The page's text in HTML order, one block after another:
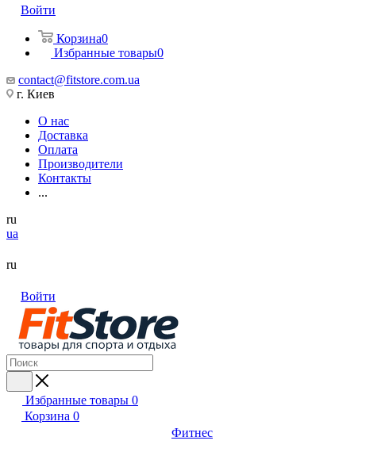
Войти
Корзина0
Избранные товары0
contact@fitstore.com.ua
г. Киев
О нас
Доставка
Оплата
Производители
Контакты
...
ru
ua
ru
Войти
Избранные товары 0
Корзина 0
Фитнес